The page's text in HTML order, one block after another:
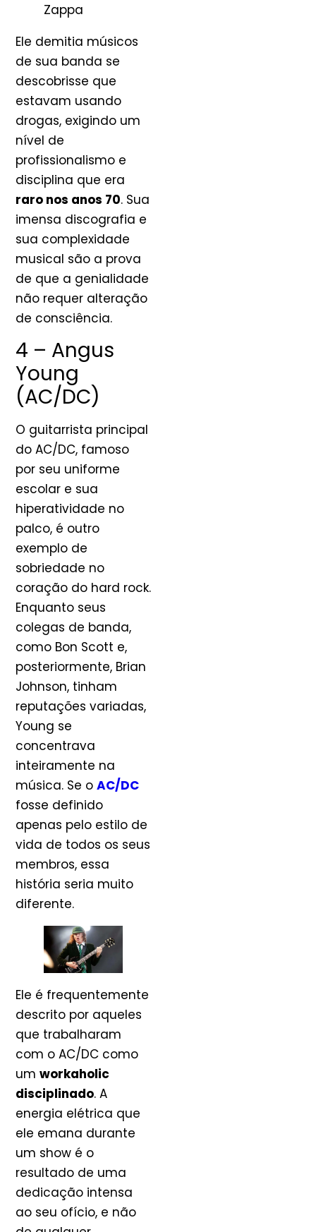
Zappa
Ele demitia músicos
de sua banda se
descobrisse que
estavam usando
drogas, exigindo um
nível de
profissionalismo e
disciplina que era
raro nos anos 70. Sua
imensa discografia e
sua complexidade
musical são a prova
de que a genialidade
não requer alteração
de consciência.
4 – Angus
Young
(AC/DC)
O guitarrista principal
do AC/DC, famoso
por seu uniforme
escolar e sua
hiperatividade no
palco, é outro
exemplo de
sobriedade no
coração do hard rock.
Enquanto seus
colegas de banda,
como Bon Scott e,
posteriormente, Brian
Johnson, tinham
reputações variadas,
Young se
concentrava
inteiramente na
música. Se o AC/DC
fosse definido
apenas pelo estilo de
vida de todos os seus
membros, essa
história seria muito
diferente.
Ele é frequentemente
descrito por aqueles
que trabalharam
com o AC/DC como
um workaholic
disciplinado. A
energia elétrica que
ele emana durante
um show é o
resultado de uma
dedicação intensa
ao seu ofício, e não